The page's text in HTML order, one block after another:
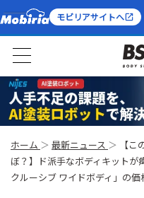
モビリアサイトへ
ホーム 最新ニュース
【
ぼ？】ド派手なボディキットが
クルーシブ ワイドボディ」の価